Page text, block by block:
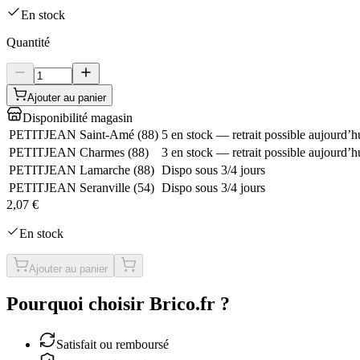
En stock
Quantité
Ajouter au panier
Disponibilité magasin
PETITJEAN Saint-Amé (88) 5 en stock — retrait possible
PETITJEAN Charmes (88)
3 en stock — retrait possible
PETITJEAN Lamarche (88) Dispo sous 3/4 jours
PETITJEAN Seranville (54) Dispo sous 3/4 jours
2,07 €
En stock
Ajouter au panier
Pourquoi choisir Brico.fr ?
Satisfait ou remboursé